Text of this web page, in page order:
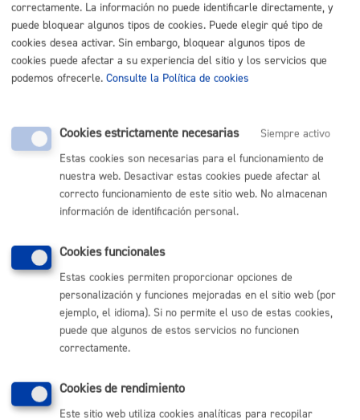
TELÉFONO
MÁQUINA
Bonificaciones y exenciones en el Impuesto para Vehículos
Online con certificado electrónico
ONLINE
TELÉFONO
MÁQUINA
Inmuebles (IBI)
* Online con certificado electrónico
ONLINE
PRESENCIAL
TELÉFONO
Volver al índice
correctamente. La información no puede identificarle directamente, y
puede bloquear algunos tipos de cookies. Puede elegir qué tipo de
cookies desea activar. Sin embargo, bloquear algunos tipos de
cookies puede afectar a su experiencia del sitio y los servicios que
podemos ofrecerle. Consulte la Política de cookies
Cookies estrictamente necesarias
Siempre activo
Estas cookies son necesarias para el funcionamiento de
nuestra web. Desactivar estas cookies puede afectar al
correcto funcionamiento de este sitio web. No almacenan
información de identificación personal.
Cookies funcionales
Estas cookies permiten proporcionar opciones de
personalización y funciones mejoradas en el sitio web (por
ejemplo, el idioma). Si no permite el uso de estas cookies,
puede que algunos de estos servicios no funcionen
correctamente.
Cookies de rendimiento
Este sitio web utiliza cookies analíticas para recopilar